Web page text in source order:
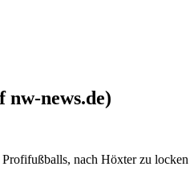
news.de)
nach Höxter zu